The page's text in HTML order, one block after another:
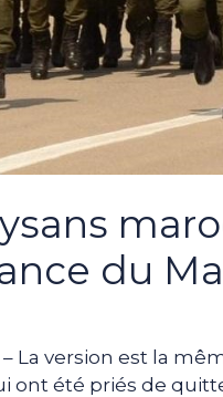
du
– La version est la
ont été priés de